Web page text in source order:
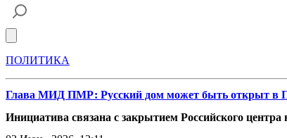
ПОЛИТИКА
Глава МИД ПМР: Русский дом может быть открыт в
Инициатива связана с закрытием Российского